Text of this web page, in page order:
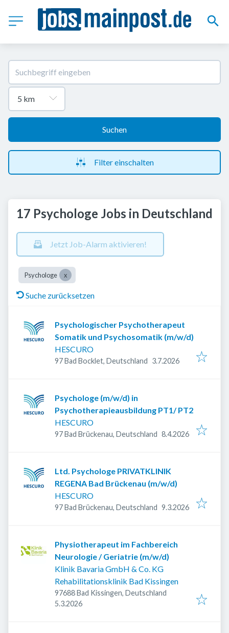
Suchen
Filter einschalten
17 Psychologe Jobs in Deutschland
Jetzt Job-Alarm aktivieren!
Psychologe
Suche zurücksetzen
Psychologischer Psychotherapeut
Somatik und Psychosomatik (m/w/d)
HESCURO
97 Bad Bocklet, Deutschland Veröffentlicht:
3.7.2026
Psychologe (m/w/d) in
Psychotherapieausbildung PT1/ PT2
HESCURO
97 Bad Brückenau, Deutschland Veröffentlicht
8.4.2026
Ltd. Psychologe PRIVATKLINIK
REGENA Bad Brückenau (m/w/d)
HESCURO
97 Bad Brückenau, Deutschland Veröffentlicht
9.3.2026
Physiotherapeut im Fachbereich
Neurologie / Geriatrie (m/w/d)
Klinik Bavaria GmbH & Co. KG
Rehabilitationsklinik Bad Kissingen
97688 Bad Kissingen, Deutschland
Veröffentlicht
5.3.2026